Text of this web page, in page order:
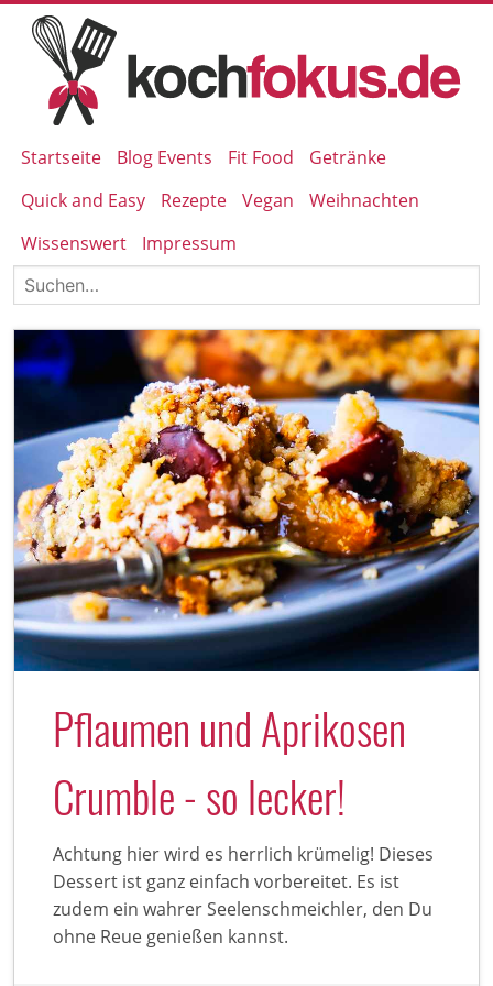
Startseite Blog Events Fit Food
Getränke
Quick and Easy
Rezepte Vegan
Weihnachten
Wissenswert
Impressum
Pflaumen und Aprikosen
Crumble - so lecker!
Achtung hier wird es herrlich krümelig! Dieses
Dessert ist ganz einfach vorbereitet. Es ist
zudem ein wahrer Seelenschmeichler, den Du
ohne Reue genießen kannst.